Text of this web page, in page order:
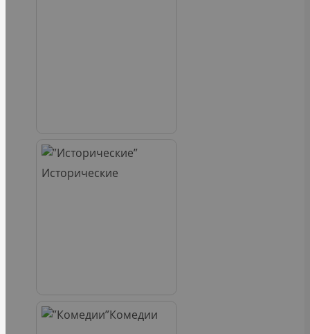
Исторические
Комедии